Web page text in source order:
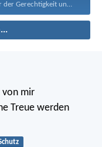
Wer der Gerechtigkeit und...
von mir
Treue werden